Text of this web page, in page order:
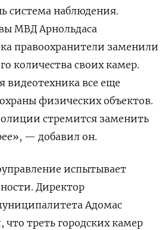
система наблюдения.
МВД Арнольдаса
правоохранители заменили
количества своих камер.
видеотехника все еще
физических объектов.
стремится заменить
— добавил он.
испытывает
Директор
Адомас
что треть городских камер